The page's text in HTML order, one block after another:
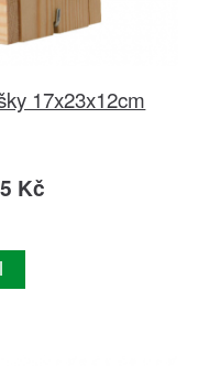
17x23x12cm
Kč